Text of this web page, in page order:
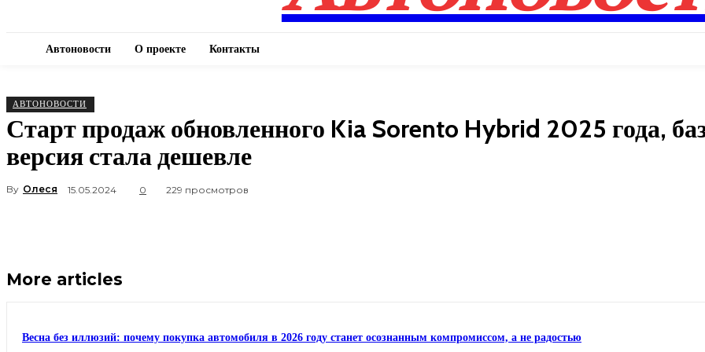
Автоновости О проекте Контакты
АВТОНОВОСТИ
Старт продаж обновленного Kia Sorento Hybrid 2025 года,
версия стала дешевле
By Олеся 15.05.2024 0 229 просмотров
More articles
Весна без иллюзий: почему покупка автомобиля в 2026 году станет осознанным компромиссом, а не радостью